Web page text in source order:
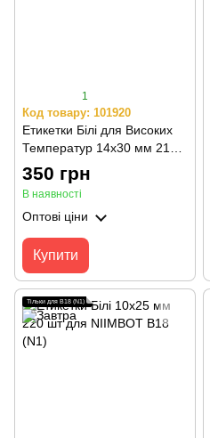
1
Код товару: 101920
Етикетки Білі для Високих
Температур 14х30 мм 210
шт для NIIMBOT B18 (N1)
350 грн
В наявності
Оптові ціни
Купити
Тільки для B18 (N1)